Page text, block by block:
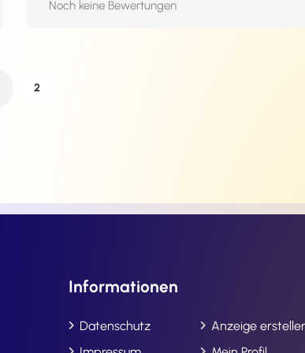
Noch keine Bewertungen
2
Informationen
Datenschutz
Anzeige